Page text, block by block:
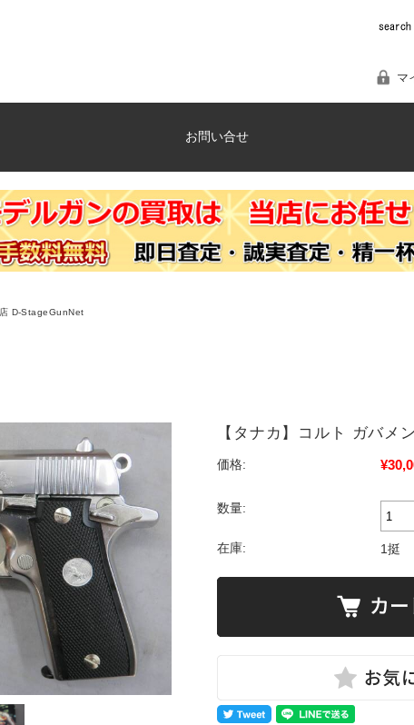
マ
お問い合せ
D-StageGunNet
【タナカ】コルト ガバメ
価格:
数量:
在庫: 1挺